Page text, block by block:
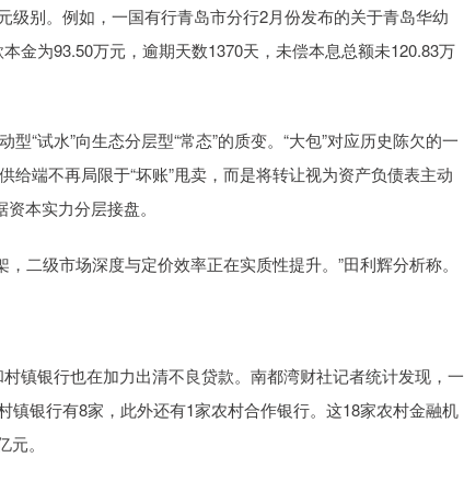
别。例如，一国有行青岛市分行2月份发布的关于青岛华幼
金为93.50万元，逾期天数1370天，未偿本息总额未120.83万
“试水”向生态分层型“常态”的质变。“大包”对应历史陈欠的一
给端不再局限于“坏账”甩卖，而是将转让视为资产负债表主动
本实力分层接盘。
二级市场深度与定价效率正在实质性提升。”田利辉分析称。
镇银行也在加力出清不良贷款。南都湾财社记者统计发现，一
银行有8家，此外还有1家农村合作银行。这18家农村金融机
。